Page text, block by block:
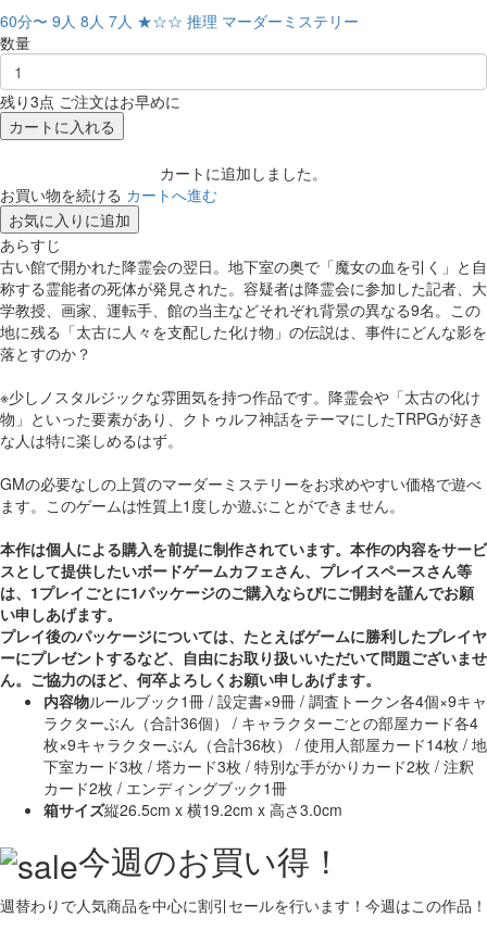
60分〜 9人 8人 7人 ★☆☆ 推理 マーダーミステリー
数量
残り3点 ご注文はお早めに
カートに入れる
カートに追加しました。
お買い物を続ける カートへ進む
お気に入りに追加
あらすじ
古い館で開かれた降霊会の翌日。地下室の奥で「魔女の血を引く」と自
称する霊能者の死体が発見された。容疑者は降霊会に参加した記者、大
学教授、画家、運転手、館の当主などそれぞれ背景の異なる9名。この
地に残る「太古に人々を支配した化け物」の伝説は、事件にどんな影を
落とすのか？
※少しノスタルジックな雰囲気を持つ作品です。降霊会や「太古の化け
物」といった要素があり、クトゥルフ神話をテーマにしたTRPGが好き
な人は特に楽しめるはず。
GMの必要なしの上質のマーダーミステリーをお求めやすい価格で遊べ
ます。このゲームは性質上1度しか遊ぶことができません。
本作は個人による購入を前提に制作されています。本作の内容をサービ
スとして提供したいボードゲームカフェさん、プレイスペースさん等
は、1プレイごとに1パッケージのご購入ならびにご開封を謹んでお願
い申しあげます。
プレイ後のパッケージについては、たとえばゲームに勝利したプレイヤ
ーにプレゼントするなど、自由にお取り扱いいただいて問題ございませ
ん。ご協力のほど、何卒よろしくお願い申しあげます。
内容物ルールブック1冊 / 設定書×9冊 / 調査トークン各4個×9キャ
ラクターぶん（合計36個） / キャラクターごとの部屋カード各4
枚×9キャラクターぶん（合計36枚） / 使用人部屋カード14枚 / 地
下室カード3枚 / 塔カード3枚 / 特別な手がかりカード2枚 / 注釈
カード2枚 / エンディングブック1冊
箱サイズ縦26.5cm x 横19.2cm x 高さ3.0cm
今週のお買い得！
週替わりで人気商品を中心に割引セールを行います！今週はこの作品！